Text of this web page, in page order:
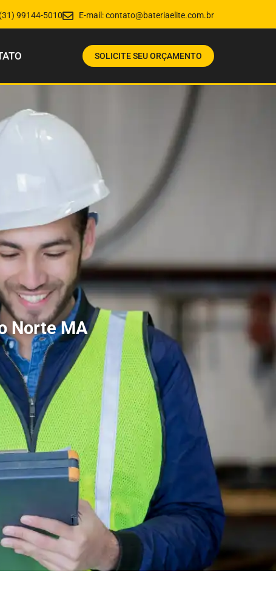
99144-5010 E-mail:contato@bateriaelite.com.br
SOLICITE SEU ORÇAMENTO
Norte MA